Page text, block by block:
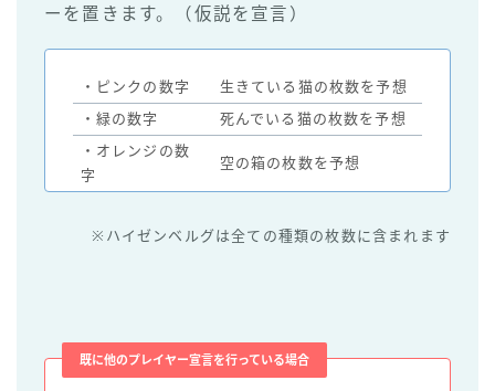
ーを置きます。（仮説を宣言）
・ピンクの数字
生きている猫の枚数を予想
・緑の数字
死んでいる猫の枚数を予想
・オレンジの数
字
空の箱の枚数を予想
※ハイゼンベルグは全ての種類の枚数に含まれます
既に他のプレイヤー宣言を行っている場合